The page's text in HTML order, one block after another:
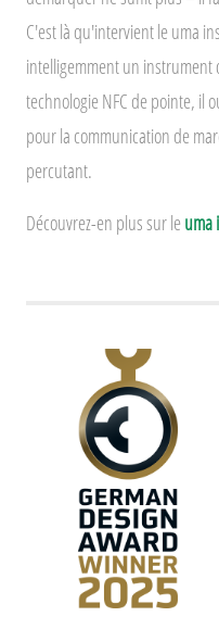
C'est là qu'intervient le uma
intelligemment un instrument
technologie NFC de pointe, il
pour la communication de
percutant.
Découvrez-en plus sur le uma